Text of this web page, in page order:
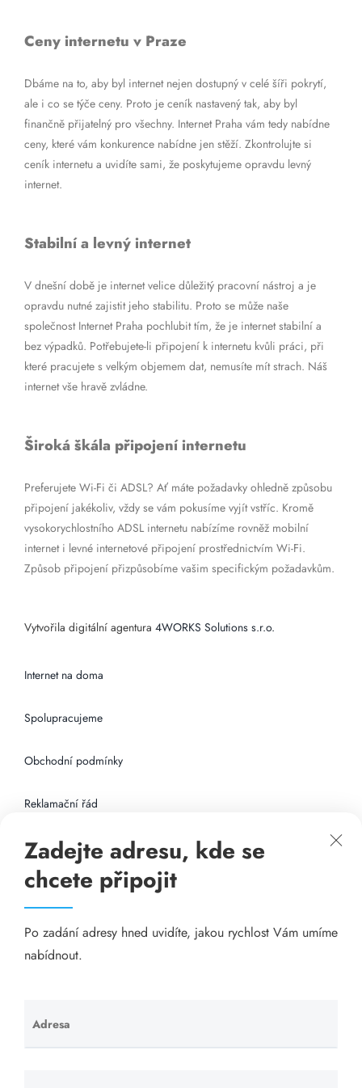
Ceny internetu v Praze
Dbáme na to, aby byl internet nejen dostupný v celé šíři pokrytí,
ale i co se týče ceny. Proto je ceník nastavený tak, aby byl
finančně přijatelný pro všechny. Internet Praha vám tedy nabídne
ceny, které vám konkurence nabídne jen stěží. Zkontrolujte si
ceník internetu a uvidíte sami, že poskytujeme opravdu levný
internet.
Stabilní a levný internet
V dnešní době je internet velice důležitý pracovní nástroj a je
opravdu nutné zajistit jeho stabilitu. Proto se může naše
společnost Internet Praha pochlubit tím, že je internet stabilní a
bez výpadků. Potřebujete-li připojení k internetu kvůli práci, při
které pracujete s velkým objemem dat, nemusíte mít strach. Náš
internet vše hravě zvládne.
Široká škála připojení internetu
Preferujete Wi-Fi či ADSL? Ať máte požadavky ohledně způsobu
připojení jakékoliv, vždy se vám pokusíme vyjít vstříc. Kromě
vysokorychlostního ADSL internetu nabízíme rovněž mobilní
internet i levné internetové připojení prostřednictvím Wi-Fi.
Způsob připojení přizpůsobíme vašim specifickým požadavkům.
Vytvořila digitální agentura 4WORKS Solutions s.r.o.
Internet na doma
Spolupracujeme
Obchodní podmínky
Reklamační řád
Připojení k internetu
Odkazy
Katalog A-seznam.cz
Visací zámky - TOKOZ
Zadejte adresu, kde se
chcete připojit
Po zadání adresy hned uvidíte, jakou rychlost Vám umíme
nabídnout.
Adresa
Ponechte
toto pole